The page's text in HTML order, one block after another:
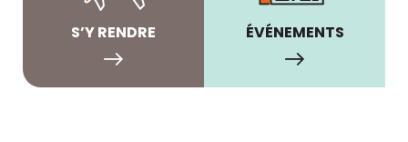
S’Y RENDRE ÉVÉNEMENTS